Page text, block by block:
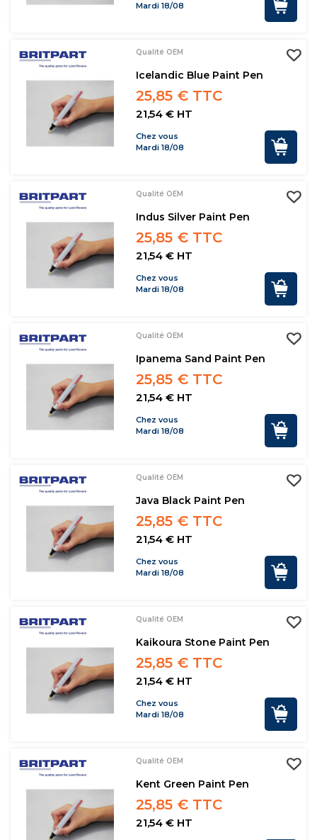
Mardi 18/08
Qualité OEM
Icelandic Blue Paint Pen
25,85 € TTC
21,54 € HT
Chez vous
Mardi 18/08
Qualité OEM
Indus Silver Paint Pen
25,85 € TTC
21,54 € HT
Chez vous
Mardi 18/08
Qualité OEM
Ipanema Sand Paint Pen
25,85 € TTC
21,54 € HT
Chez vous
Mardi 18/08
Qualité OEM
Java Black Paint Pen
25,85 € TTC
21,54 € HT
Chez vous
Mardi 18/08
Qualité OEM
Kaikoura Stone Paint Pen
25,85 € TTC
21,54 € HT
Chez vous
Mardi 18/08
Qualité OEM
Kent Green Paint Pen
25,85 € TTC
21,54 € HT